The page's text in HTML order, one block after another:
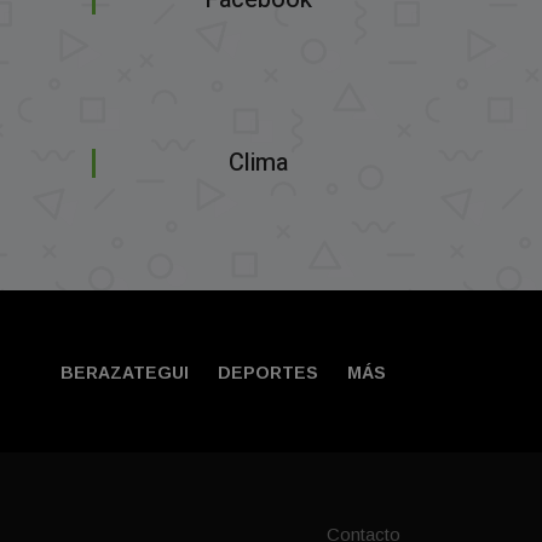
Clima
BERAZATEGUI DEPORTES MÁS
Contacto